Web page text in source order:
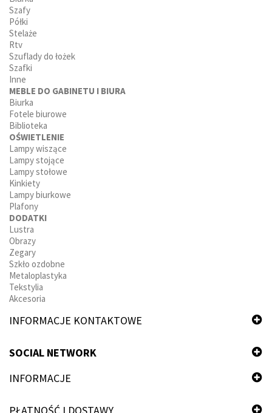
Szafy
Półki
Stelaże
Rtv
Szuflady do łożek
Szafki
Inne
MEBLE DO GABINETU I BIURA
Biurka
Fotele biurowe
Biblioteka
OŚWIETLENIE
Lampy wiszące
Lampy stojące
Lampy stołowe
Kinkiety
Lampy biurkowe
Plafony
DODATKI
Lustra
Obrazy
Zegary
Szkło ozdobne
Metaloplastyka
Tekstylia
Akcesoria
INFORMACJE KONTAKTOWE
SOCIAL NETWORK
INFORMACJE
PŁATNOŚĆ I DOSTAWY